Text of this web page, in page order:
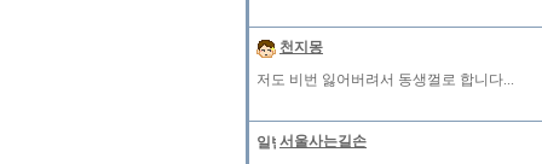
천지몽
저도 비번 잃어버려서 동생껄로 합니다...
서울사는길손